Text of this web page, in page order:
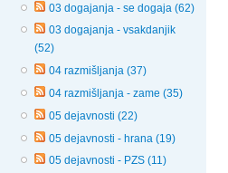
03 dogajanja - se dogaja (62)
03 dogajanja - vsakdanjik
(52)
04 razmišljanja (37)
04 razmišljanja - zame (35)
05 dejavnosti (22)
05 dejavnosti - hrana (19)
05 dejavnosti - PZS (11)